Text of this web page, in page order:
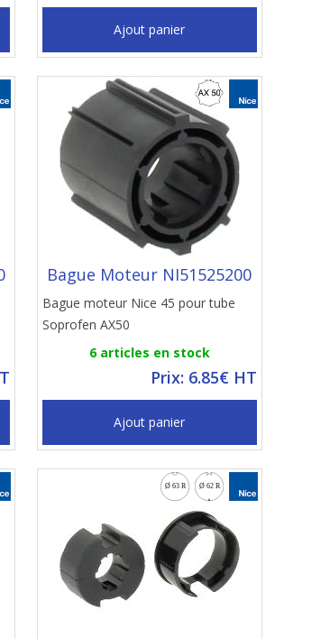
Ajout panier
Bague Moteur NI51525200
Bague moteur Nice 45 pour tube
Soprofen AX50
6 articles en stock
Prix: 6.85€ HT
Ajout panier